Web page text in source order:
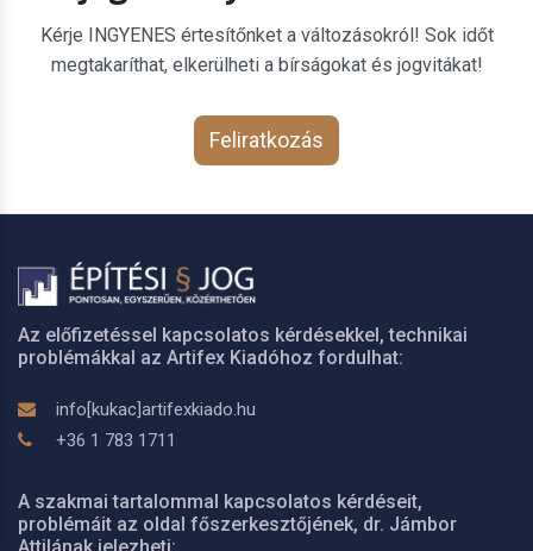
Kérje INGYENES értesítőnket a változásokról! Sok időt
megtakaríthat, elkerülheti a bírságokat és jogvitákat!
Feliratkozás
Az előfizetéssel kapcsolatos kérdésekkel, technikai
problémákkal az Artifex Kiadóhoz fordulhat:
info[kukac]artifexkiado.hu
+36 1 783 1711
A szakmai tartalommal kapcsolatos kérdéseit,
problémáit az oldal főszerkesztőjének, dr. Jámbor